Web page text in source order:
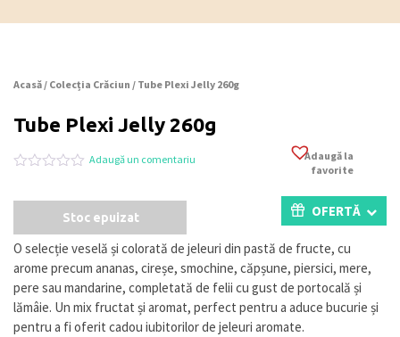
Acasă / Colecția Crăciun / Tube Plexi Jelly 260g
Tube Plexi Jelly 260g
5
pe
a
evaluări
de
la
clienți
Adaugă un comentariu
Adaugă la
favorite
Stoc epuizat OFERTĂ
O selecție veselă și colorată de jeleuri din pastă de fructe, cu
arome precum ananas, cireșe, smochine, căpșune, piersici, mere,
pere sau mandarine, completată de felii cu gust de portocală și
lămâie. Un mix fructat și aromat, perfect pentru a aduce bucurie și
pentru a fi oferit cadou iubitorilor de jeleuri aromate.